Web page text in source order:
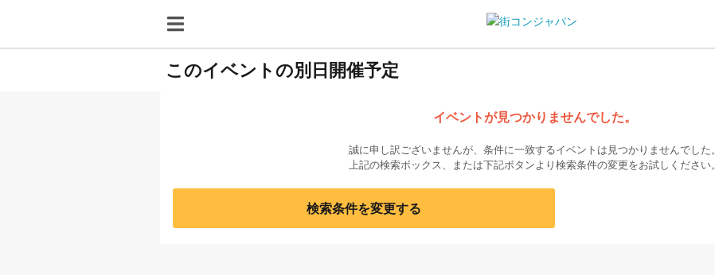
このイベントの別日開催予定
イベントが見つかりませんでした。
誠に申し訳ございませんが、条件に一致するイベントは見つかりませんでした。
上記の検索ボックス、または下記ボタンより検索条件の変更をお試しください。
検索条件を変更する